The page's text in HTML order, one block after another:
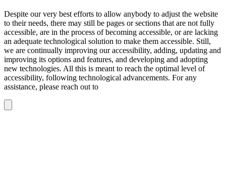
Despite our very best efforts to allow anybody to adjust the website
to their needs, there may still be pages or sections that are not fully
accessible, are in the process of becoming accessible, or are lacking
an adequate technological solution to make them accessible. Still,
we are continually improving our accessibility, adding, updating and
improving its options and features, and developing and adopting
new technologies. All this is meant to reach the optimal level of
accessibility, following technological advancements. For any
assistance, please reach out to